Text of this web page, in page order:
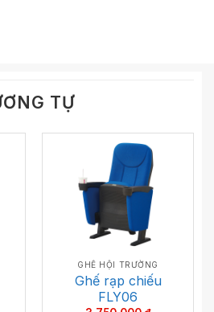
TỰ
GHẾ HỘI TRƯỜNG
Ghế rạp chiếu
FLY06